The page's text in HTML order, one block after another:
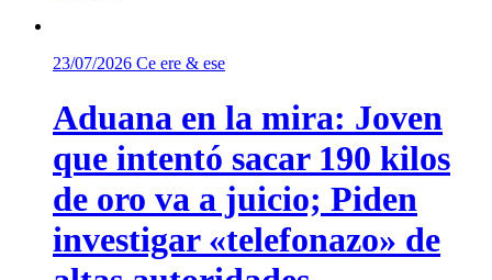
23/07/2026 Ce ere & ese
Aduana en la mira: Joven
que intentó sacar 190 kilos
de oro va a juicio; Piden
investigar «telefonazo» de